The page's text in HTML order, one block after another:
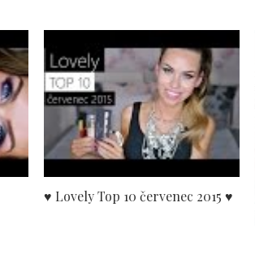
♥ Lovely Top 10 červenec 2015 ♥